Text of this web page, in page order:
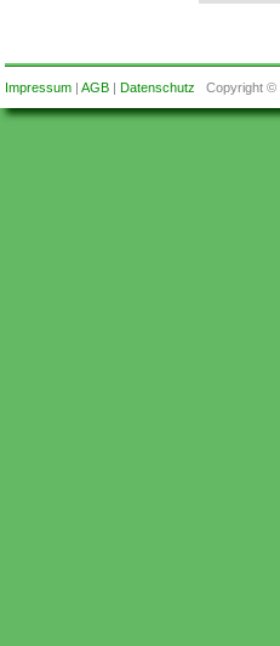
Impressum| AGB| Datenschutz Copyright ©